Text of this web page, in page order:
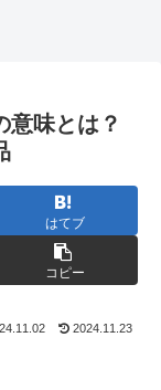
意味とは？
はてブ
コピー
2024.11.23